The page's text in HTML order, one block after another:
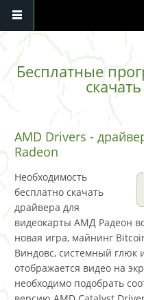
Перейти к основному
Бесплатные
AMD Drivers -
Radeon
Необходимость
бесплатно скачать
драйвера для
видеокарты АМД Радеон
новая игра, майнинг
Виндовс, системный глюк
отображается видео на
необходимо подобрать